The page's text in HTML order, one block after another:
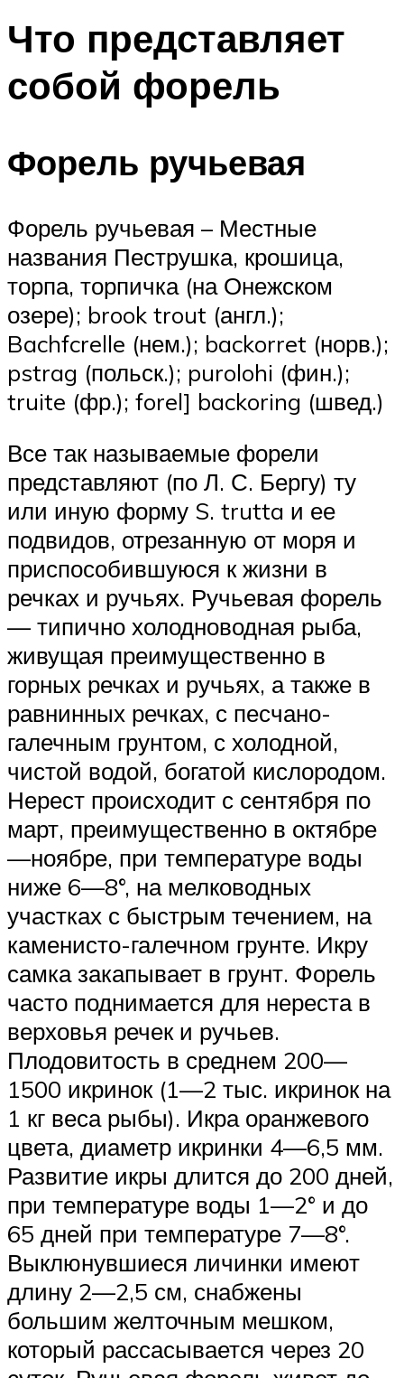
Что представляет
собой форель
Форель ручьевая
Форель ручьевая – Местные
названия Пеструшка, крошица,
торпа, торпичка (на Онежском
озере); brook trout (англ.);
Bachfcrelle (нем.); backorret (норв.);
pstrag (польск.); purolohi (фин.);
truite (фр.); forel] backoring (швед.)
Все так называемые форели
представляют (по Л. С. Бергу) ту
или иную форму S. trutta и ее
подвидов, отрезанную от моря и
приспособившуюся к жизни в
речках и ручьях. Ручьевая форель
— типично холодноводная рыба,
живущая преимущественно в
горных речках и ручьях, а также в
равнинных речках, с песчано-
галечным грунтом, с холодной,
чистой водой, богатой кислородом.
Нерест происходит с сентября по
март, преимущественно в октябре
—ноябре, при температуре воды
ниже 6—8°, на мелководных
участках с быстрым течением, на
каменисто-галечном грунте. Икру
самка закапывает в грунт. Форель
часто поднимается для нереста в
верховья речек и ручьев.
Плодовитость в среднем 200—
1500 икринок (1—2 тыс. икринок на
1 кг веса рыбы). Икра оранжевого
цвета, диаметр икринки 4—6,5 мм.
Развитие икры длится до 200 дней,
при температуре воды 1—2° и до
65 дней при температуре 7—8°.
Выклюнувшиеся личинки имеют
длину 2—2,5 см, снабжены
большим желточным мешком,
который рассасывается через 20